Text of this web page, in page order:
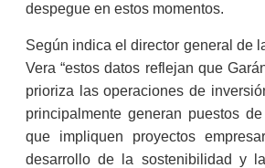
despegue en estos momentos.
Según indica el director general de
Vera “estos datos reflejan que
prioriza las operaciones de
principalmente generan puestos
que impliquen proyectos
desarrollo de la sostenibilidad y